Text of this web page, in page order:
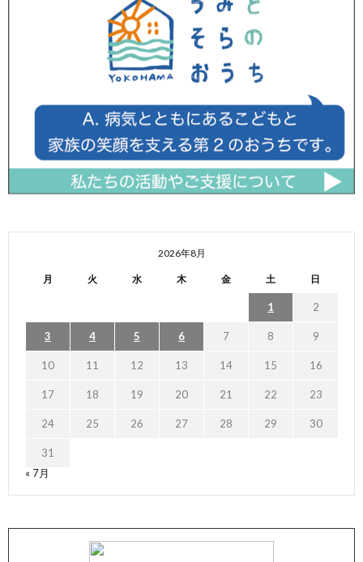
2026年8月
月 火 水 木 金 土 日
1 2
3 4 5 6 7 8 9
10 11 12 13 14 15 16
17 18 19 20 21 22 23
24 25 26 27 28 29 30
31
« 7月